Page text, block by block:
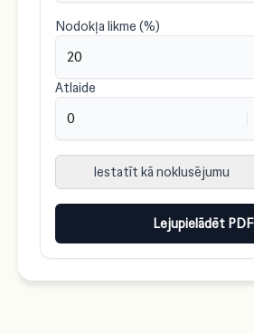
Nodokļa likme (%)
Atlaide
Iestatīt kā noklusējumu
Lejupielādēt PDF